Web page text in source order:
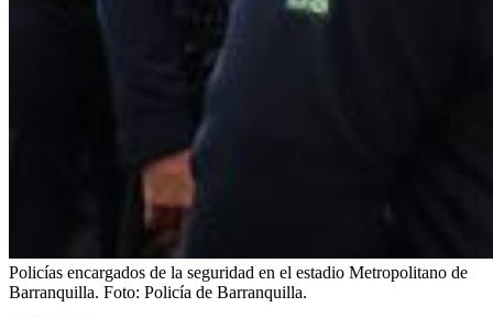
Policías encargados de la seguridad en el estadio Metropolitano de
Barranquilla. Foto: Policía de Barranquilla.